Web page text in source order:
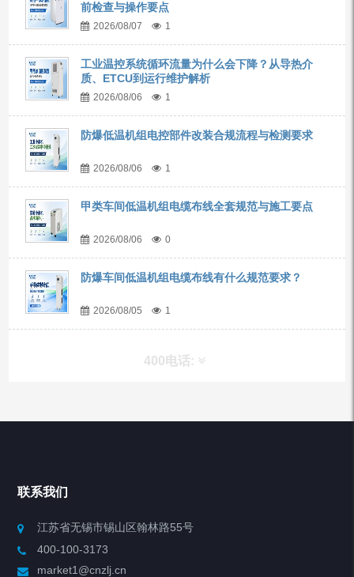
前检查与操作要点
2026/08/07 1
工业温控系统循环流量为什么会下降？从导热介
质、ETCU到运行维护解析
2026/08/06 1
防爆低温机组电控部件改装合规流程与检测要求
2026/08/06 1
甲类车间低温机组电缆布线全套规范与施工要点
2026/08/06 0
防爆车间低温机组电缆布线有什么规范要求？
2026/08/05 1
400电话:
制冷加热动态控温系统
联系我们
江苏省无锡市锡山区翰林路55号
400-100-3173
market1@cnzlj.cn